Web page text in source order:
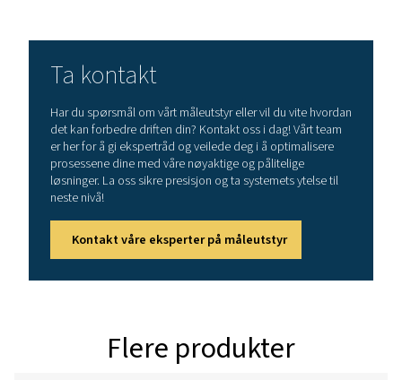
hodetelefoner
Laser Bølgelengde:
Utgangseffekt: <
(laserklasse 2)
Display 3,5"
Kontaktflate USB-inngang
Datalogger 8 GB SD-
millioner verdier)